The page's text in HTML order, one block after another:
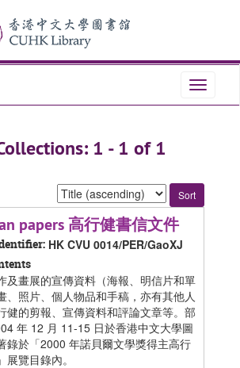
Toggle
1 - 1 of 1
Sort
by:
papers 高行健書信文件
HK CVU 0014/PER/GaoXJ
及畫展的宣傳資料（海報、明信片和單
、照片、個人物品和手稿，亦有其他人
健的剪報、宣傳資料和評論文章等。部
年 12 月 11-15 日於香港中文大學圖
錄於「2000 年諾貝爾文學獎得主高行
覽目錄內。